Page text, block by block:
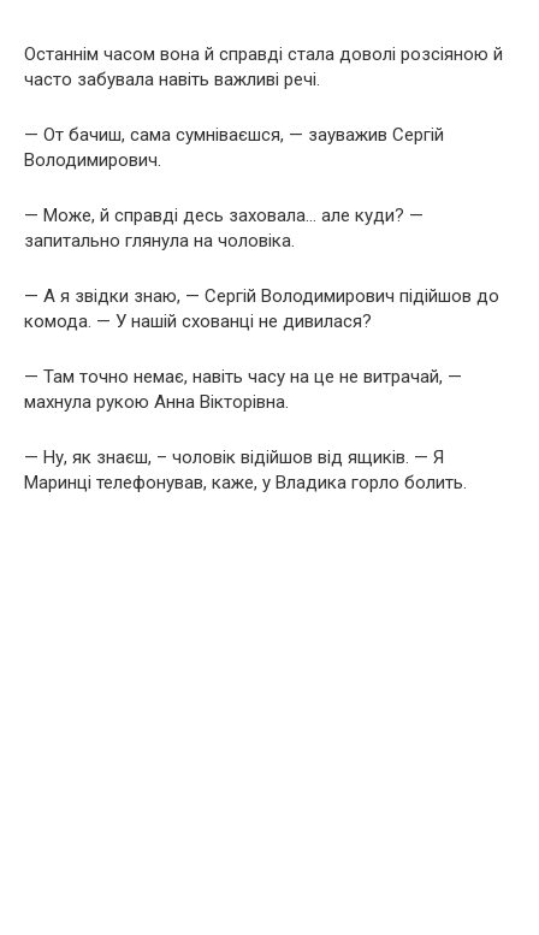
Останнім часом вона й справді стала доволі розсіяною й
часто забувала навіть важливі речі.
— От бачиш, сама сумніваєшся, — зауважив Сергій
Володимирович.
— Може, й справді десь заховала… але куди? —
запитально глянула на чоловіка.
— А я звідки знаю, — Сергій Володимирович підійшов до
комода. — У нашій схованці не дивилася?
— Там точно немає, навіть часу на це не витрачай, —
махнула рукою Анна Вікторівна.
— Ну, як знаєш, – чоловік відійшов від ящиків. — Я
Маринці телефонував, каже, у Владика горло болить.